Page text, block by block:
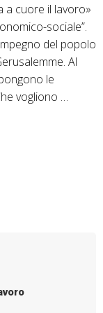
a cuore il lavoro»
sociale”.
del popolo
Al
le
vogliono …